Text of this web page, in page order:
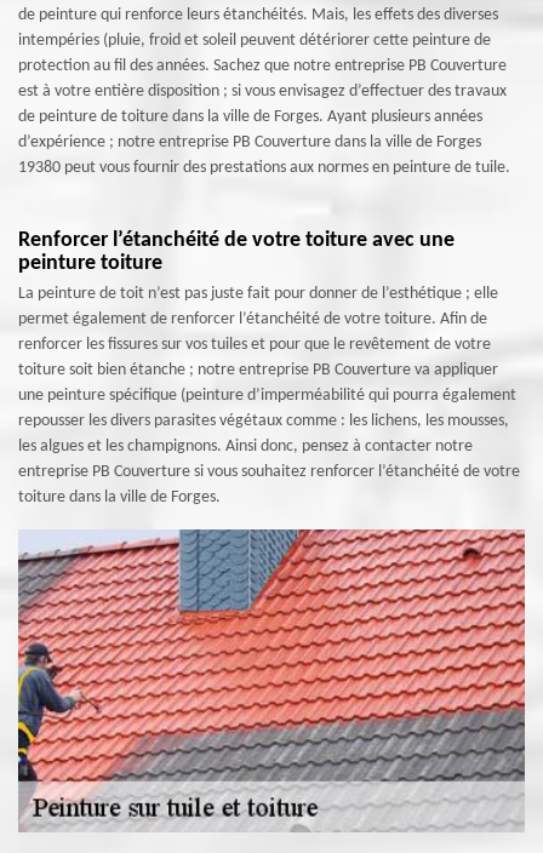
de peinture qui renforce leurs étanchéités. Mais, les effets des diverses
intempéries (pluie, froid et soleil peuvent détériorer cette peinture de
protection au fil des années. Sachez que notre entreprise PB Couverture
est à votre entière disposition ; si vous envisagez d’effectuer des travaux
de peinture de toiture dans la ville de Forges. Ayant plusieurs années
d’expérience ; notre entreprise PB Couverture dans la ville de Forges
19380 peut vous fournir des prestations aux normes en peinture de tuile.
Renforcer l’étanchéité de votre toiture avec une
peinture toiture
La peinture de toit n’est pas juste fait pour donner de l’esthétique ; elle
permet également de renforcer l’étanchéité de votre toiture. Afin de
renforcer les fissures sur vos tuiles et pour que le revêtement de votre
toiture soit bien étanche ; notre entreprise PB Couverture va appliquer
une peinture spécifique (peinture d’imperméabilité qui pourra également
repousser les divers parasites végétaux comme : les lichens, les mousses,
les algues et les champignons. Ainsi donc, pensez à contacter notre
entreprise PB Couverture si vous souhaitez renforcer l’étanchéité de votre
toiture dans la ville de Forges.